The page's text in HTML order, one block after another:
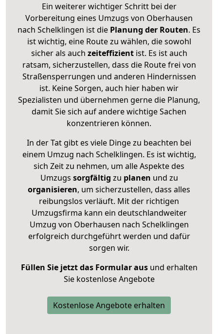
Ein weiterer wichtiger Schritt bei der
Vorbereitung eines Umzugs von Oberhausen
nach Schelklingen ist die Planung der Routen. Es
ist wichtig, eine Route zu wählen, die sowohl
sicher als auch zeiteffizientist. Es ist auch
ratsam, sicherzustellen, dass die Route frei von
Straßensperrungen und anderen Hindernissen
ist. Keine Sorgen, auch hier haben wir
Spezialisten und übernehmen gerne die Planung,
damit Sie sich auf andere wichtige Sachen
konzentrieren können.
In der Tat gibt es viele Dinge zu beachten bei
einem Umzug nach Schelklingen. Es ist wichtig,
sich Zeit zu nehmen, um alle Aspekte des
Umzugs sorgfältig zu planen und zu
organisieren, um sicherzustellen, dass alles
reibungslos verläuft. Mit der richtigen
Umzugsfirma kann ein deutschlandweiter
Umzug von Oberhausen nach Schelklingen
erfolgreich durchgeführt werden und dafür
sorgen wir.
Füllen Sie jetzt das Formular ausund erhalten
Sie kostenlose Angebote
Kostenlose Angebote erhalten